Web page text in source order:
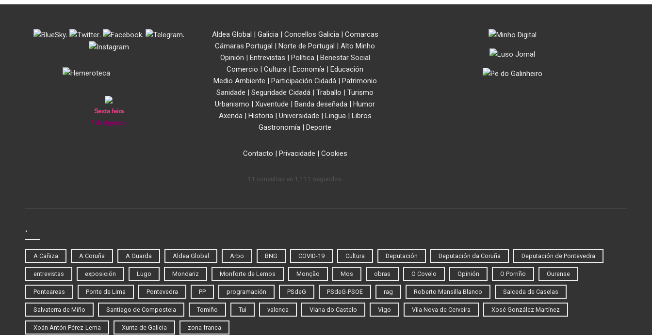
. . . .
Sexta feira
7 de Agosto
Aldea Global | Galicia| Concellos Galicia| Comarcas
Cámaras Portugal | Norte de Portugal | Alto Minho
Opinión | Entrevistas | Política| Benestar Social
Comercio | Cultura | Economía | Educación
Medio Ambiente | Participación Cidadá| Patrimonio
Sanidade | Seguridade Cidadá | Traballo | Turismo
Urbanismo | Xuventude | Banda deseñada | Humor
Axenda| Historia| Universidade | Lingua| Libros
Gastronomía | Deporte
Contacto | Privacidade | Cookies
11 consultas en 1,111 segundos.
.
A Cañiza A Coruña A Guarda Aldea Global Arbo BNG COVID-19 Cultura Deputación Deputación da Coruña Deputación de Pontevedra
entrevistas exposición Lugo Mondariz Monforte de Lemos Monção Mos obras O Covelo Opinión O Porriño Ourense
Ponteareas Ponte de Lima Pontevedra PP programación PSdeG PSdeG-PSOE rag Roberto Mansilla Blanco Salceda de Caselas
Salvaterra de Miño Santiago de Compostela Tomiño Tui valença Viana do Castelo Vigo Vila Nova de Cerveira Xosé González Martínez
Xoán Antón Pérez-Lema Xunta de Galicia zona franca